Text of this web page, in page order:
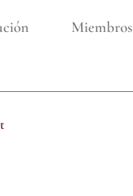
Miembros